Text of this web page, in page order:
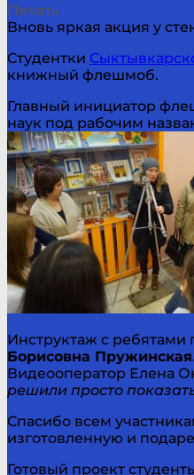
Печать
Вновь яркая акция у
Студентки
книжный флешмоб.
Главный инициатор
наук под рабочим
Инструктаж с ребятами
Борисовна Пружинская.
Видеооператор Елена
решили просто
Спасибо всем
изготовленную и
Готовый проект